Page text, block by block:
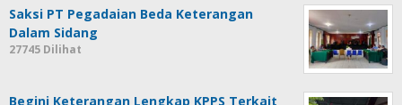
Saksi PT Pegadaian Beda Keterangan
Dalam Sidang
27745 Dilihat
Begini Keterangan Lengkap KPPS Terkait